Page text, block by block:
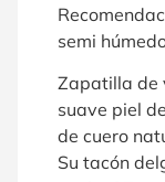
semi
Zapatilla de
suave piel
de cuero
Su tacón